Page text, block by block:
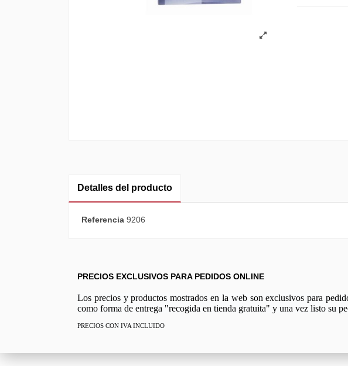
Detalles del producto
Referencia 9206
PRECIOS EXCLUSIVOS PARA PEDIDOS ONLINE
Los precios y productos mostrados en la web son exclusivos para
como forma de entrega "recogida en tienda gratuita" y una vez listo su
PRECIOS CON IVA INCLUIDO